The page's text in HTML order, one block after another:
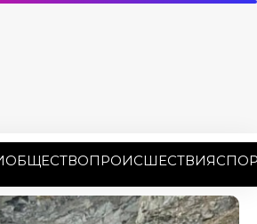
ОБЩЕСТВОПРОИСШЕСТВИЯ